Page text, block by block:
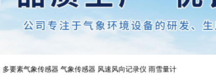
多要素气象传感器 气象传感器 风速风向记录仪 雨雪量计